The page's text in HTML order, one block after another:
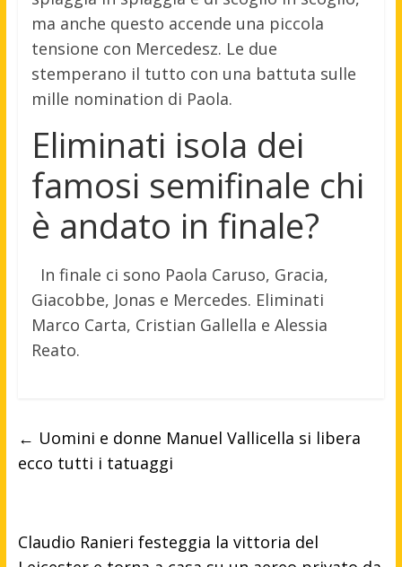
ma anche questo accende una piccola
tensione con Mercedesz. Le due
stemperano il tutto con una battuta sulle
mille nomination di Paola.
Eliminati isola dei
famosi semifinale chi
è andato in finale?
In finale ci sono Paola Caruso, Gracia,
Giacobbe, Jonas e Mercedes. Eliminati
Marco Carta, Cristian Gallella e Alessia
Reato.
← Uomini e donne Manuel Vallicella si libera
ecco tutti i tatuaggi
Claudio Ranieri festeggia la vittoria del